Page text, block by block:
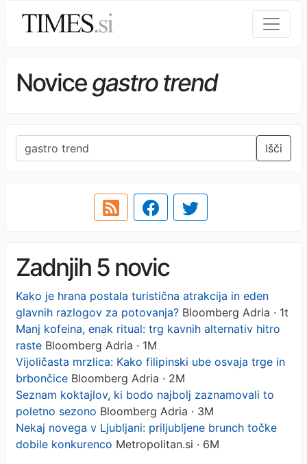
Novicegastro trend
Išči
Zadnjih 5 novic
Kako je hrana postala turistična atrakcija in eden
glavnih razlogov za potovanja? Bloomberg Adria · 1t
Manj kofeina, enak ritual: trg kavnih alternativ hitro
raste Bloomberg Adria · 1M
Vijoličasta mrzlica: Kako filipinski ube osvaja trge in
brbončice Bloomberg Adria · 2M
Seznam koktajlov, ki bodo najbolj zaznamovali to
poletno sezono Bloomberg Adria · 3M
Nekaj novega v Ljubljani: priljubljene brunch točke
dobile konkurenco Metropolitan.si · 6M